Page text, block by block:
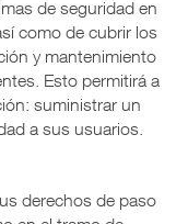
de seguridad en
como de cubrir los
y mantenimiento
Esto permitirá a
suministrar un
a sus usuarios.
derechos de paso